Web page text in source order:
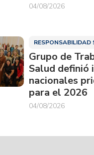
04/08/2026
RESPONSABILIDAD
Grupo de
Salud definió
nacionales
para el 2026
04/08/2026